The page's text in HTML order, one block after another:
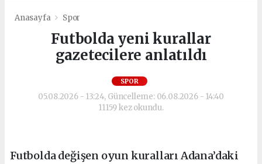
Anasayfa Spor
Futbolda yeni kurallar
gazetecilere anlatıldı
SPOR
05.08.2026 - 13:24, Güncelleme: 06.08.2026 - 14:40
11159 kez okundu.
Futbolda değişen oyun kuralları Adana’daki